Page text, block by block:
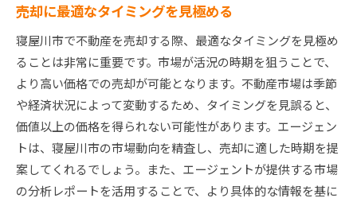
購入者に安心感を与える保証や保険の活用
地域のイベントや祭りを利用したプロモーショ
ン
寝屋川市不動産売却で失敗しないための重要なポイ
ント
一般的な失敗事例とその回避策
契約書の内容を十分に理解する
過度な期待を持たず現実的な価格設定を
売却に最適なタイミングを見極める
寝屋川市で不動産を売却する際、最適なタイミングを見極め
ることは非常に重要です。市場が活況の時期を狙うことで、
より高い価格での売却が可能となります。不動産市場は季節
や経済状況によって変動するため、タイミングを見誤ると、
価値以上の価格を得られない可能性があります。エージェン
トは、寝屋川市の市場動向を精査し、売却に適した時期を提
案してくれるでしょう。また、エージェントが提供する市場
の分析レポートを活用することで、より具体的な情報を基に